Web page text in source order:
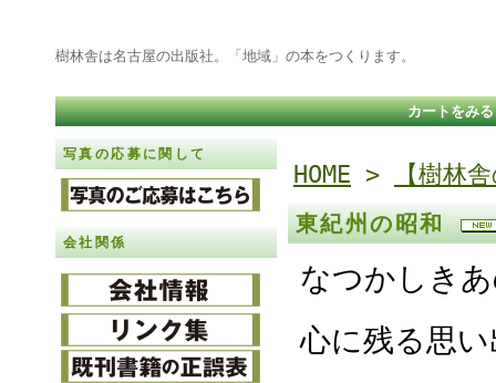
樹林舎は名古屋の出版社。「地域」の本をつくります。
カートをみる
写真の応募に関して
会社関係
HOME > 【樹林
東紀州の昭和
なつかしき
心に残る思